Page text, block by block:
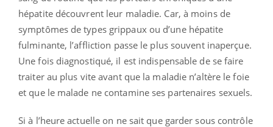
hépatite découvrent leur maladie. Car, à moins de
symptômes de types grippaux ou d’une hépatite
fulminante, l’affliction passe le plus souvent inaperçue.
Une fois diagnostiqué, il est indispensable de se faire
traiter au plus vite avant que la maladie n’altère le foie
et que le malade ne contamine ses partenaires sexuels.
Si à l’heure actuelle on ne sait que garder sous contrôle